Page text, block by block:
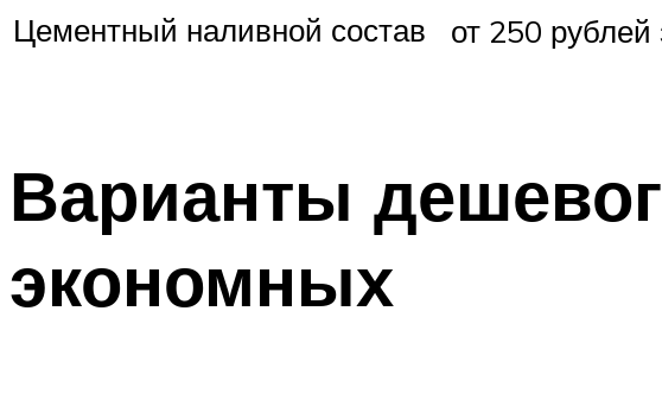
Цементный наливной состав от 250 рублей
Варианты
экономных